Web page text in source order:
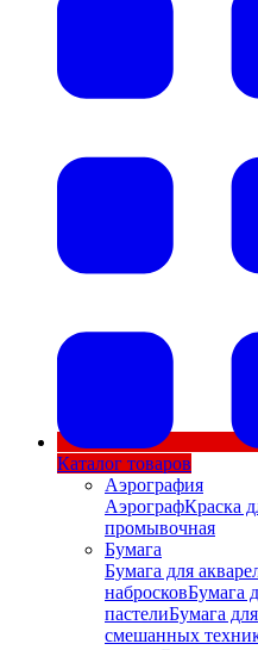
Каталог товаров
Аэрография
АэрографКраска
промывочная
Бумага
Бумага для
набросковБумага
пастелиБумага
смешанных